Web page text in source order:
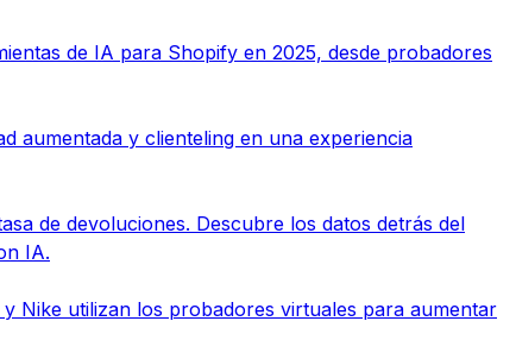
de IA para Shopify en 2025, desde probadores
aumentada y clienteling en una experiencia
de devoluciones. Descubre los datos detrás del
IA.
Nike utilizan los probadores virtuales para aumentar